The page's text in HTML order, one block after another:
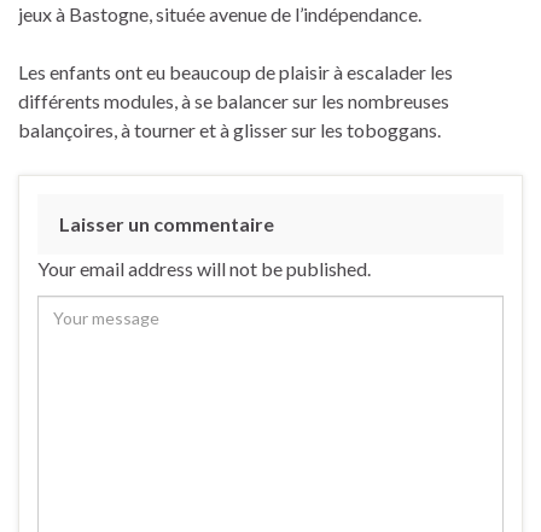
jeux à Bastogne, située avenue de l’indépendance.
Les enfants ont eu beaucoup de plaisir à escalader les
différents modules, à se balancer sur les nombreuses
balançoires, à tourner et à glisser sur les toboggans.
Laisser un commentaire
Your email address will not be published.